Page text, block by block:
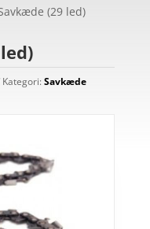
(29 led)
Kategori:Savkæde